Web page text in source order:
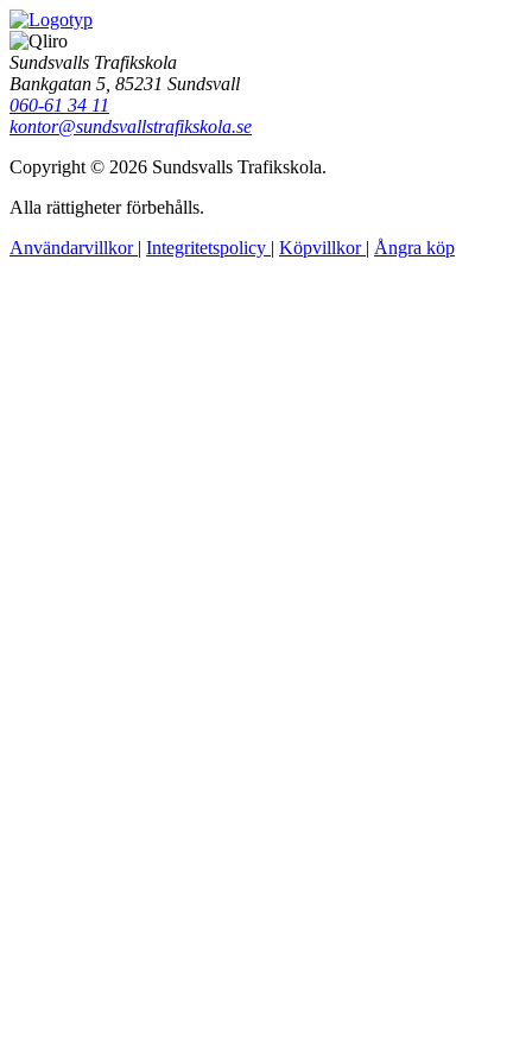
Sundsvalls Trafikskola
Bankgatan 5, 85231 Sundsvall
060-61 34 11
kontor@sundsvallstrafikskola.se
Copyright © 2026 Sundsvalls Trafikskola.
Alla rättigheter förbehålls.
Användarvillkor | Integritetspolicy | Köpvillkor | Ångra köp